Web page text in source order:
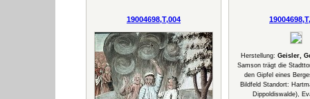
19004698,T,004
Herstellung: Geisler,
Samson trägt die
den Gipfel eines
Bildfeld Standort:
Dippoldiswalde),